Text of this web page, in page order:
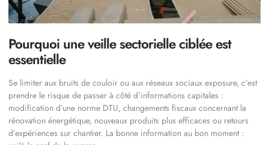
Pourquoi une veille sectorielle ciblée est
essentielle
Se limiter aux bruits de couloir ou aux réseaux sociaux exposure, c’est
prendre le risque de passer à côté d’informations capitales :
modification d’une norme DTU, changements fiscaux concernant la
rénovation énergétique, nouveaux produits plus efficaces ou retours
d’expériences sur chantier. La bonne information au bon moment :